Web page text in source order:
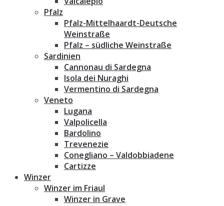
Pfalz
Pfalz-Mittelhaardt-Deutsche
Weinstraße
Pfalz – südliche Weinstraße
Sardinien
Cannonau di Sardegna
Isola dei Nuraghi
Vermentino di Sardegna
Veneto
Lugana
Valpolicella
Bardolino
Trevenezie
Conegliano – Valdobbiadene
Cartizze
Winzer
Winzer im Friaul
Winzer in Grave